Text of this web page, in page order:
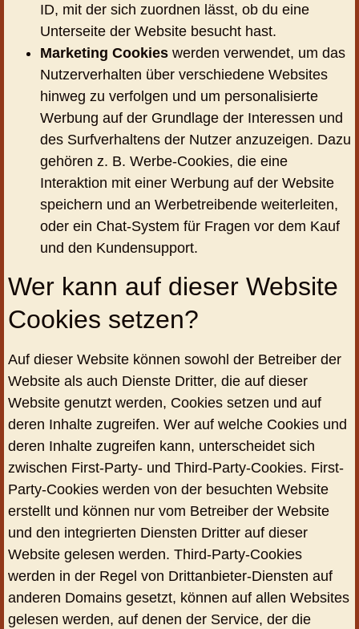
ID, mit der sich zuordnen lässt, ob du eine
Unterseite der Website besucht hast.
Marketing Cookies werden verwendet, um das
Nutzerverhalten über verschiedene Websites
hinweg zu verfolgen und um personalisierte
Werbung auf der Grundlage der Interessen und
des Surfverhaltens der Nutzer anzuzeigen. Dazu
gehören z. B. Werbe-Cookies, die eine
Interaktion mit einer Werbung auf der Website
speichern und an Werbetreibende weiterleiten,
oder ein Chat-System für Fragen vor dem Kauf
und den Kundensupport.
Wer kann auf dieser Website
Cookies setzen?
Auf dieser Website können sowohl der Betreiber der
Website als auch Dienste Dritter, die auf dieser
Website genutzt werden, Cookies setzen und auf
deren Inhalte zugreifen. Wer auf welche Cookies und
deren Inhalte zugreifen kann, unterscheidet sich
zwischen First-Party- und Third-Party-Cookies. First-
Party-Cookies werden von der besuchten Website
erstellt und können nur vom Betreiber der Website
und den integrierten Diensten Dritter auf dieser
Website gelesen werden. Third-Party-Cookies
werden in der Regel von Drittanbieter-Diensten auf
anderen Domains gesetzt, können auf allen Websites
gelesen werden, auf denen der Service, der die